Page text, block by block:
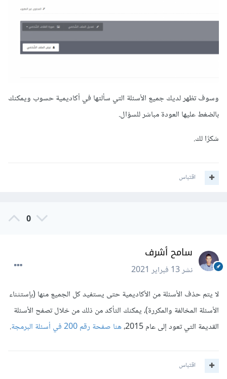
وسوف تظهر لديك جميع الأسئلة التي سألتها في أكاديمية حسوب ويمكنك
بالضغط عليها العودة مباشر للسؤال.
شكرًا لك.
اقتباس
0
سامح أشرف
نشر13 فبراير 2021
لا يتم حذف الأسئلة من الأكاديمية حتى يستفيد كل الجميع منها (بإستثناء
الأسئلة المخالفة والمكررة)، يمكنك التأكد من ذلك من خلال تصفح الأسئلة
القديمة التي تعود إلى عام 2015،
هنا صفحة رقم 200 في أسئلة البرمجة .
اقتباس